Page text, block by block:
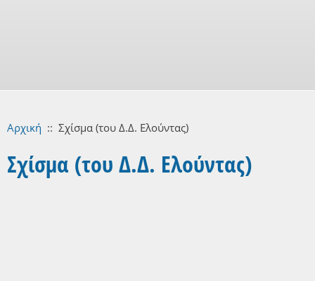
Αρχική :: Σχίσμα (του Δ.Δ. Ελούντας)
Σχίσμα (του Δ.Δ. Ελούντας)